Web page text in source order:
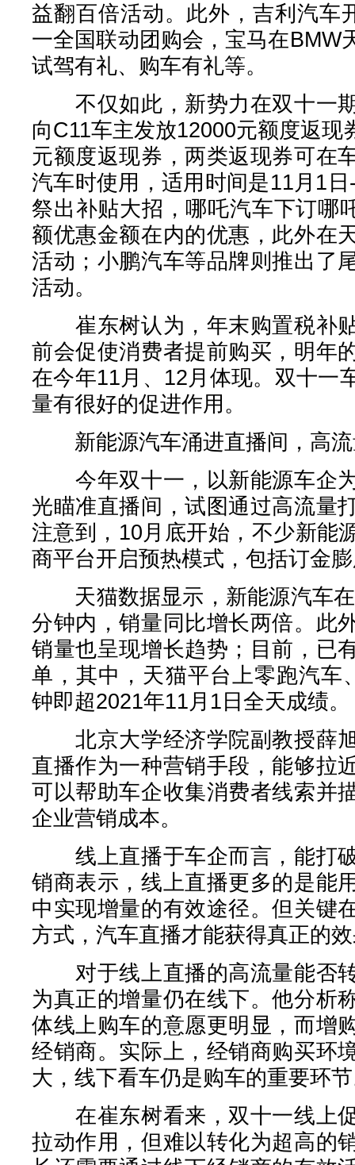
益翻百倍活动。此外，吉利汽车
一全国联动团购会，宝马在BMW
试驾有礼、购车有礼等。
不仅如此，新势力在双十一
向C11车主发放12000元额度返现
元额度返现券，两类返现券可在
汽车时使用，适用时间是11月1
祭出补贴大招，哪吒汽车下订哪
额优惠金额在内的优惠，此外在
活动；小鹏汽车等品牌则推出了
活动。
崔东树认为，年末购置税补
前会促使消费者提前购买，明年
在今年11月、12月体现。双十一
量有很好的促进作用。
新能源汽车涌进直播间，高流
今年双十一，以新能源车企
光瞄准直播间，试图通过高流量
注意到，10月底开始，不少新能
商平台开启预热模式，包括订金
天猫数据显示，新能源汽车在
分钟内，销量同比增长两倍。此
销量也呈现增长趋势；目前，已
单，其中，天猫平台上零跑汽车
钟即超2021年11月1日全天成绩。
北京大学经济学院副教授薛
直播作为一种营销手段，能够拉
可以帮助车企收集消费者线索并
企业营销成本。
线上直播于车企而言，能打
销商表示，线上直播更多的是能
中实现增量的有效途径。但关键
方式，汽车直播才能获得真正的
对于线上直播的高流量能否
为真正的增量仍在线下。他分析
体线上购车的意愿更明显，而增
经销商。实际上，经销商购买环
大，线下看车仍是购车的重要环
在崔东树看来，双十一线上
拉动作用，但难以转化为超高的